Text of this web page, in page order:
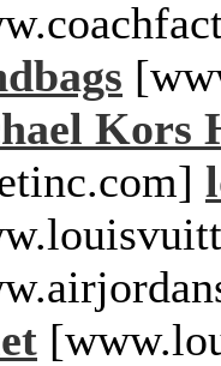
Kors